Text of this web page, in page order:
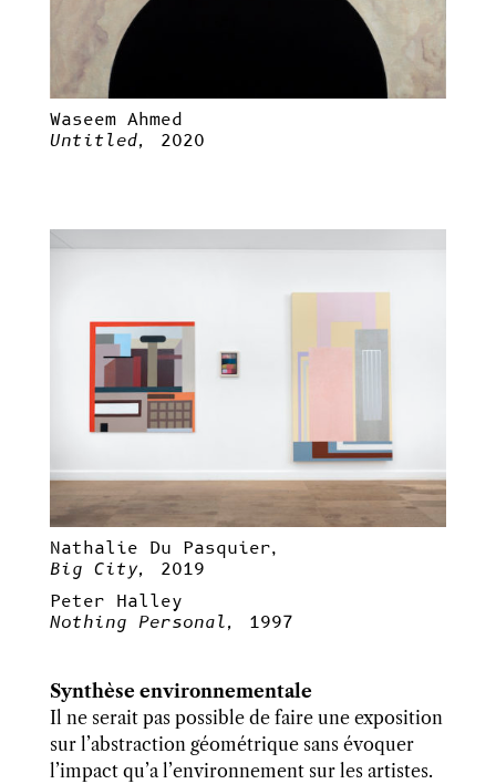
Waseem Ahmed
Untitled,
2020
Nathalie Du Pasquier,
Big City,
2019
Peter Halley
Nothing Personal,
1997
Synthèse environnementale
Il ne serait pas possible de faire une exposition
sur l’abstraction géométrique sans évoquer
l’impact qu’a l’environnement sur les artistes.